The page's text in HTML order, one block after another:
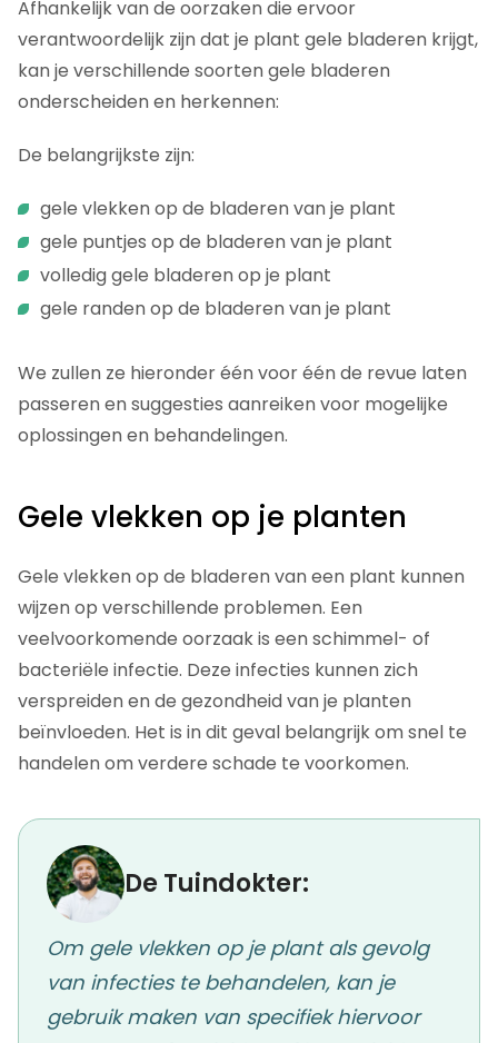
Afhankelijk van de oorzaken die ervoor
verantwoordelijk zijn dat je plant gele bladeren krijgt,
kan je verschillende soorten gele bladeren
onderscheiden en herkennen:
De belangrijkste zijn:
gele vlekken op de bladeren van je plant
gele puntjes op de bladeren van je plant
volledig gele bladeren op je plant
gele randen op de bladeren van je plant
We zullen ze hieronder één voor één de revue laten
passeren en suggesties aanreiken voor mogelijke
oplossingen en behandelingen.
Gele vlekken op je planten
Gele vlekken op de bladeren van een plant kunnen
wijzen op verschillende problemen. Een
veelvoorkomende oorzaak is een schimmel- of
bacteriële infectie. Deze infecties kunnen zich
verspreiden en de gezondheid van je planten
beïnvloeden. Het is in dit geval belangrijk om snel te
handelen om verdere schade te voorkomen.
De Tuindokter:
Om gele vlekken op je plant als gevolg
van infecties te behandelen, kan je
gebruik maken van specifiek hiervoor